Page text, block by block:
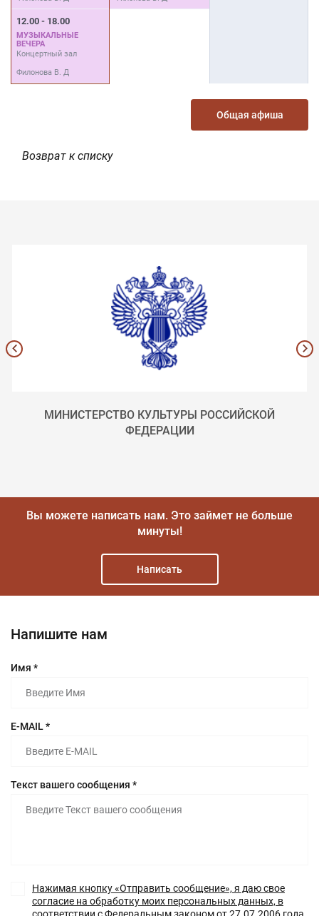
12.00 - 18.00
МУЗЫКАЛЬНЫЕ
ВЕЧЕРА
Концертный зал
Филонова В. Д
Общая афиша
Возврат к списку
МИНИСТЕРСТВО КУЛЬТУРЫ РОССИЙСКОЙ
ФЕДЕРАЦИИ
Вы можете написать нам. Это займет не больше
минуты!
Написать
Напишите нам
Имя *
E-MAIL *
Текст вашего сообщения *
Нажимая кнопку «Отправить сообщение», я даю свое
согласие на обработку моих персональных данных, в
соответствии с Федеральным законом от 27.07.2006 года